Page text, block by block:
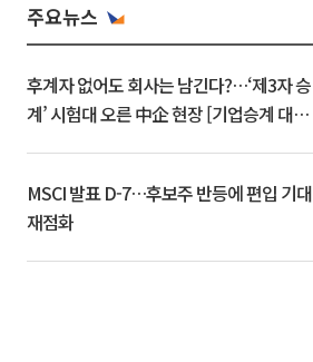
주요뉴스
후계자 없어도 회사는 남긴다?…‘제3자 승
계’ 시험대 오른 中企 현장 [기업승계 대전
MSCI 발표 D-7…후보주 반등에 편입 기대
재점화